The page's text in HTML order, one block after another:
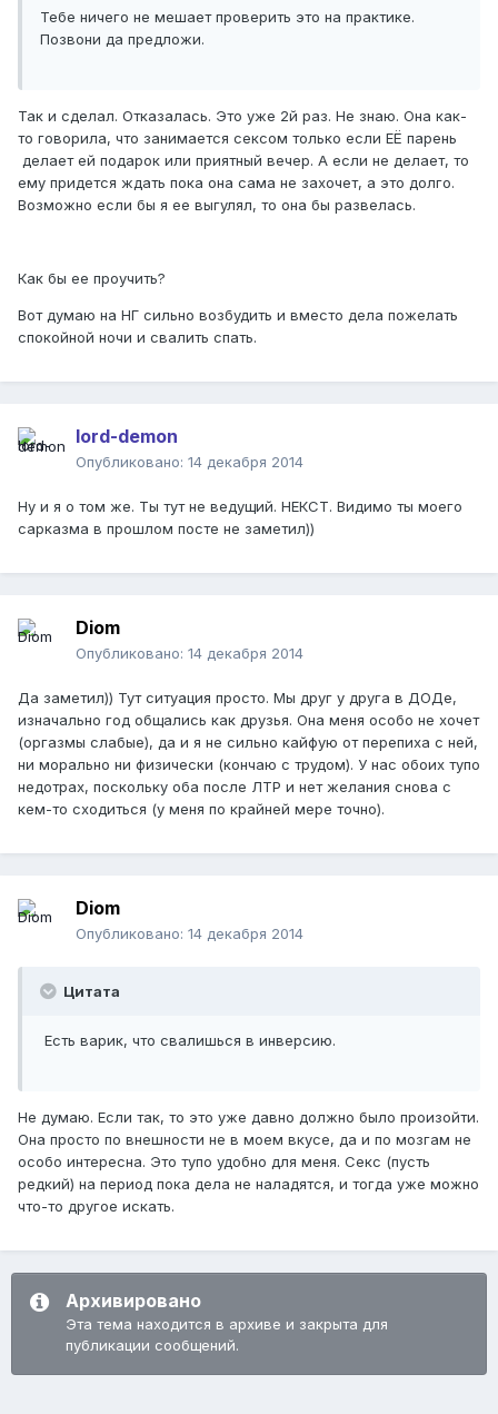
Тебе ничего не мешает проверить это на практике.
Позвони да предложи.
Так и сделал. Отказалась. Это уже 2й раз. Не знаю. Она как-
то говорила, что занимается сексом только если ЕЁ парень
делает ей подарок или приятный вечер. А если не делает, то
ему придется ждать пока она сама не захочет, а это долго.
Возможно если бы я ее выгулял, то она бы развелась.
Как бы ее проучить?
Вот думаю на НГ сильно возбудить и вместо дела пожелать
спокойной ночи и свалить спать.
lord-demon
Опубликовано: 14 декабря 2014
Ну и я о том же. Ты тут не ведущий. НЕКСТ. Видимо ты моего
сарказма в прошлом посте не заметил))
Diom
Опубликовано: 14 декабря 2014
Да заметил)) Тут ситуация просто. Мы друг у друга в ДОДе,
изначально год общались как друзья. Она меня особо не хочет
(оргазмы слабые), да и я не сильно кайфую от перепиха с ней,
ни морально ни физически (кончаю с трудом). У нас обоих тупо
недотрах, поскольку оба после ЛТР и нет желания снова с
кем-то сходиться (у меня по крайней мере точно).
Diom
Опубликовано: 14 декабря 2014
Цитата
Есть варик, что свалишься в инверсию.
Не думаю. Если так, то это уже давно должно было произойти.
Она просто по внешности не в моем вкусе, да и по мозгам не
особо интересна. Это тупо удобно для меня. Секс (пусть
редкий) на период пока дела не наладятся, и тогда уже можно
что-то другое искать.
Архивировано
Эта тема находится в архиве и закрыта для
публикации сообщений.